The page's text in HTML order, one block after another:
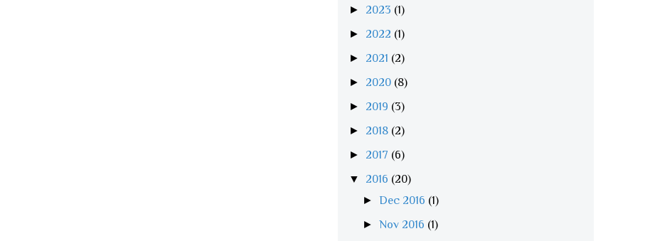
► 2023 (1)
► 2022 (1)
► 2021 (2)
► 2020 (8)
► 2019 (3)
► 2018 (2)
► 2017 (6)
▼ 2016 (20)
►Dec 2016 (1)
►Nov 2016 (1)